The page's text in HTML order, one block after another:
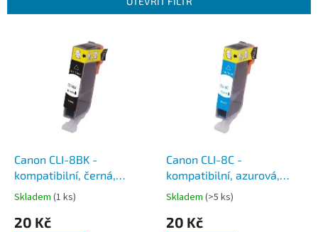
í
Canon CLI-8BK -
kompatibilní, černá,
včetně čipu
Skladem (1 ks)
20 Kč
Canon CLI-8C -
kompatibilní, azurová,
včetně čipu
Skladem (>5 ks)
20 Kč